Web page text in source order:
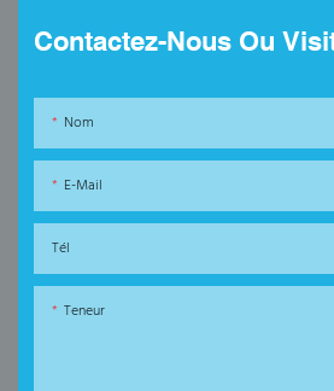
Contactez-Nous Ou
Nom
E-Mail
Tél
Teneur